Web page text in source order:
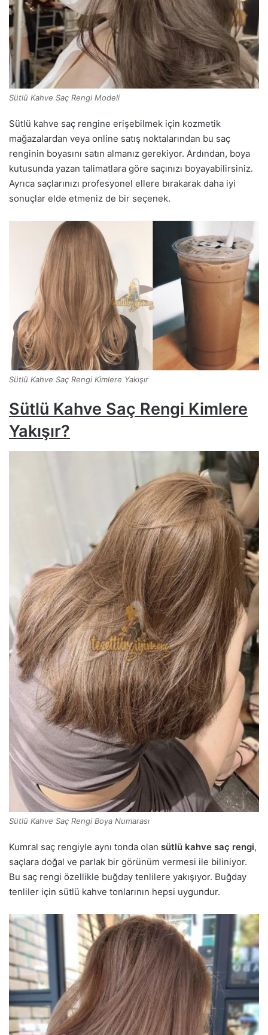
Sütlü Kahve Saç Rengi Modeli
Sütlü kahve saç rengine erişebilmek için kozmetik
mağazalardan veya online satış noktalarından bu saç
renginin boyasını satın almanız gerekiyor. Ardından, boya
kutusunda yazan talimatlara göre saçınızı boyayabilirsiniz.
Ayrıca saçlarınızı profesyonel ellere bırakarak daha iyi
sonuçlar elde etmeniz de bir seçenek.
Sütlü Kahve Saç Rengi Kimlere Yakışır
Sütlü Kahve Saç Rengi Kimlere
Yakışır?
Sütlü Kahve Saç Rengi Boya Numarası
Kumral saç rengiyle aynı tonda olan sütlü kahve saç rengi,
saçlara doğal ve parlak bir görünüm vermesi ile biliniyor.
Bu saç rengi özellikle buğday tenlilere yakışıyor. Buğday
tenliler için sütlü kahve tonlarının hepsi uygundur.